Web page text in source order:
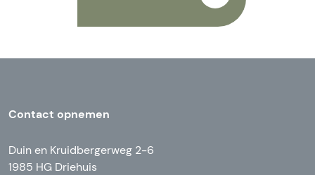
Contact opnemen
Duin en Kruidbergerweg 2-6
1985 HG Driehuis